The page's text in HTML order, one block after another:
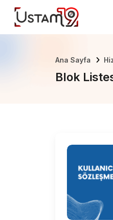
Ana Sayfa
Blok